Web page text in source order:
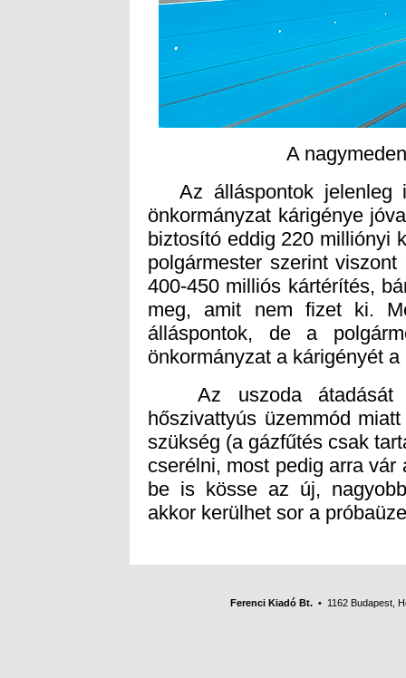
A
Az álláspontok jelenleg
önkormányzat kárigénye
biztosító eddig 220
polgármester szerint
400-450 milliós kártérítés,
meg, amit nem fizet ki.
álláspontok, de a
önkormányzat a kárigényét
Az uszoda átadását
hőszivattyús üzemmód
szükség (a gázfűtés csak
cserélni, most pedig arra
be is kösse az új,
akkor kerülhet sor a
Ferenci Kiadó Bt. • 1162 Budapest,